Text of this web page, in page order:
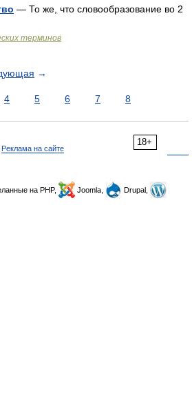
— То же, что словообразование во 2
терминов
→
4 5 6 7 8
18+
Реклама на сайте
на PHP, Joomla,
Drupal,